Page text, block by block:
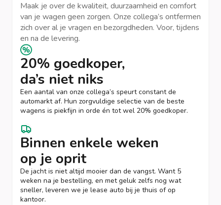
Maak je over de kwaliteit, duurzaamheid en comfort
van je wagen geen zorgen. Onze collega’s ontfermen
zich over al je vragen en bezorgdheden. Voor, tijdens
en na de levering.
20% goedkoper,
da’s niet niks
Een aantal van onze collega’s speurt constant de
automarkt af. Hun zorgvuldige selectie van de beste
wagens is piekfijn in orde én tot wel 20% goedkoper.
Binnen enkele weken
op je oprit
De jacht is niet altijd mooier dan de vangst. Want 5
weken na je bestelling, en met geluk zelfs nog wat
sneller, leveren we je lease auto bij je thuis of op
kantoor.